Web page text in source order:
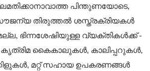
പിന്തുണയോടെ,
തിരുത്തൽ ശസ്ത്രക്രിയകൾ
ഭിന്നശേഷിയുള്ള വ്യക്തികൾക്ക് -
കൃത്രിമ കൈകാലുകൾ, കാലിപ്പറുകൾ,
മറ്റ് സഹായ ഉപകരണങ്ങൾ